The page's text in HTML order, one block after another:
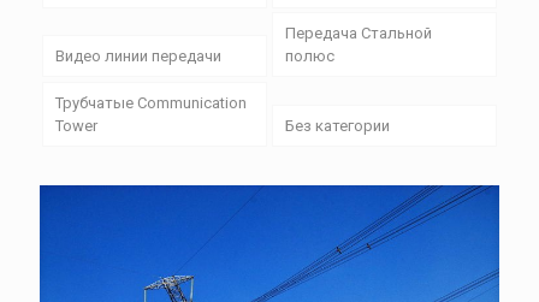
Видео линии передачи
Передача Стальной
полюс
Трубчатые Communication
Tower
Без категории